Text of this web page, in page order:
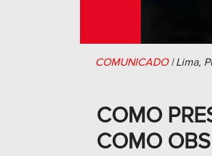
COMUNICADO|Lima,
COMO
COMO